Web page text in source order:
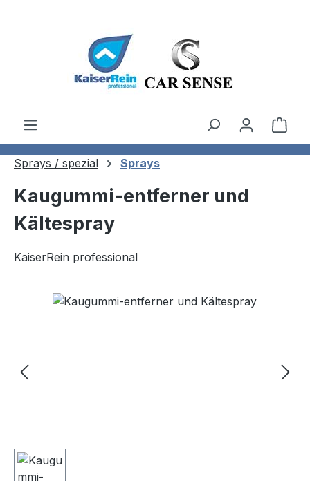
Sprays / spezial Sprays
Kaugummi-entferner und
Kältespray
KaiserRein professional
Bildergalerie überspringen